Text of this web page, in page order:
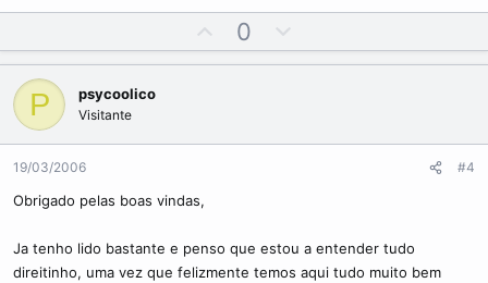
p
e
0
o
o
P psycoolico
Visitante
19/03/2006 #4
Obrigado pelas boas vindas,
Ja tenho lido bastante e penso que estou a entender tudo
direitinho, uma vez que felizmente temos aqui tudo muito bem